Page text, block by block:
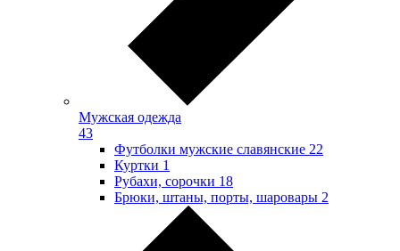
Мужская одежда
43
Футболки мужские славянские 22
Куртки 1
Рубахи, сорочки 18
Брюки, штаны, порты, шаровары 2